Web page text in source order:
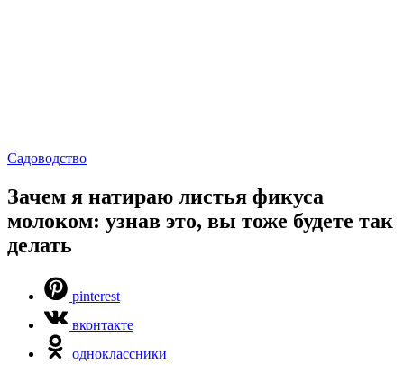
Садоводство
Зачем я натираю листья фикуса
молоком: узнав это, вы тоже будете так
делать
pinterest
вконтакте
одноклассники